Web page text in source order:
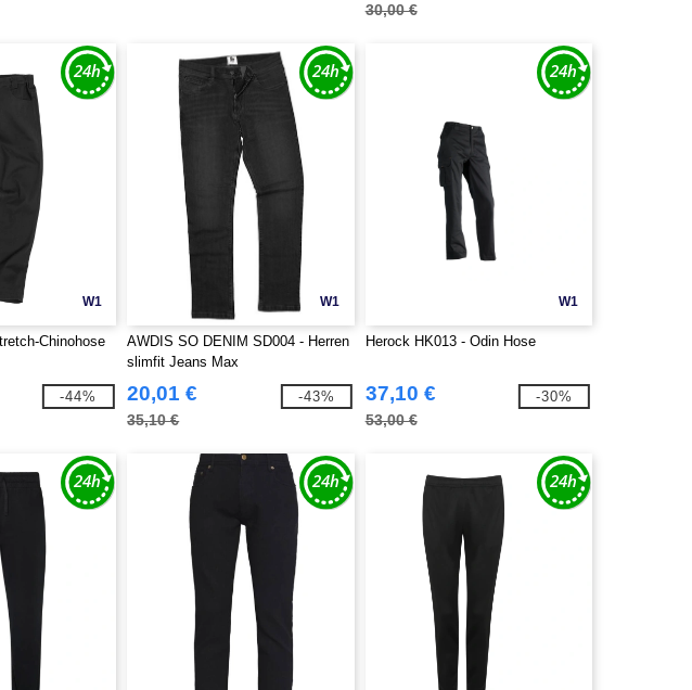
30,00 €
W1
Chinohose
-44%
W1
AWDIS SO DENIM SD004 - Herren
slimfit Jeans Max
20,01 €
35,10 €
-43%
W1
Herock HK013 - Odin Hose
37,10 €
53,00 €
-30%